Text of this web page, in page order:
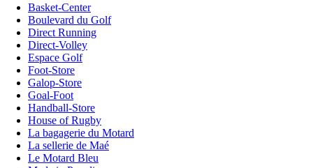
Basket-Center
Boulevard du Golf
Direct Running
Direct-Volley
Espace Golf
Foot-Store
Galop-Store
Goal-Foot
Handball-Store
House of Rugby
La bagagerie du Motard
La sellerie de Maé
Le Motard Bleu